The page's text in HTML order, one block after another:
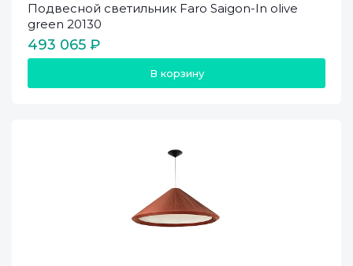
Подвесной светильник Faro Saigon-In olive
green 20130
493 065 ₽
В корзину